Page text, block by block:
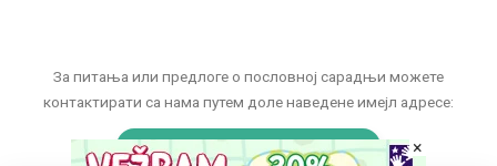
За питања или предлоге о пословној сарадњи можете
контактирати са нама путем доле наведене имејл адресе:
marketing@zelenaucionica.com ×